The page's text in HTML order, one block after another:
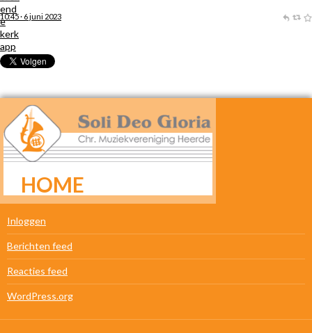
10:45 · 6 juni 2023
HOME
META
Inloggen
Berichten feed
Reacties feed
WordPress.org